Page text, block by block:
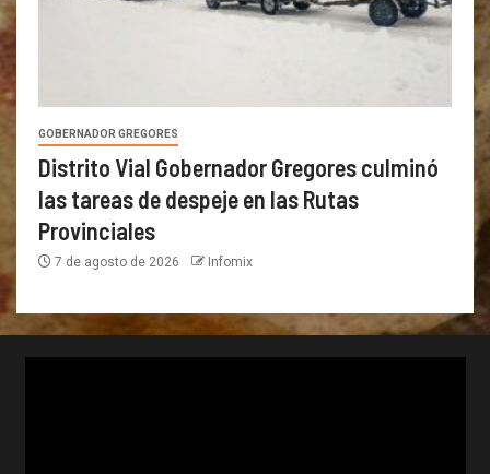
GOBERNADOR GREGORES
Distrito Vial Gobernador Gregores culminó
las tareas de despeje en las Rutas
Provinciales
7 de agosto de 2026 Infomix